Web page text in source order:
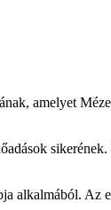
amelyet
sikerének.
alkalmából. Az